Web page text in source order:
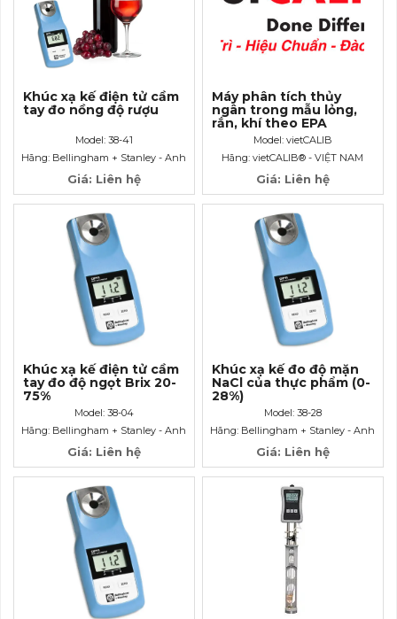
Khúc xạ kế điện tử cầm
tay đo nồng độ rượu
Model: 38-41
Hãng: Bellingham + Stanley - Anh
Giá: Liên hệ
Máy phân tích thủy
ngân trong mẫu lỏng,
rắn, khí theo EPA
Methods 1631
Model: vietCALIB
Hãng: vietCALIB® - VIỆT NAM
Giá: Liên hệ
Khúc xạ kế điện tử cầm
tay đo độ ngọt Brix 20-
75%
Model: 38-04
Hãng: Bellingham + Stanley - Anh
Giá: Liên hệ
Khúc xạ kế đo độ mặn
NaCl của thực phẩm (0-
28%)
Model: 38-28
Hãng: Bellingham + Stanley - Anh
Giá: Liên hệ